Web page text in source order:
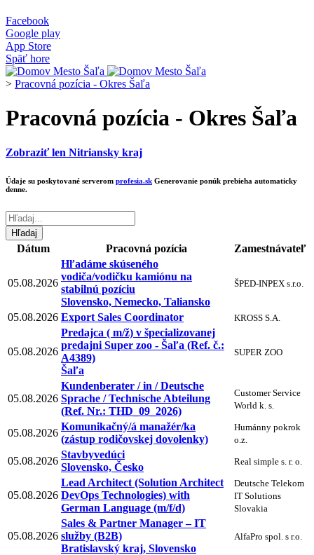
Facebook
Google play
App Store
Späť hore
> Pracovná pozícia - Okres Šaľa
Pracovná pozícia - Okres Šaľa
Zobraziť len Nitriansky kraj
Údaje su poskytované serverom profesia.sk Generovanie ponúk prebieha automaticky
denne.
Dátum Pracovná pozícia Zamestnávateľ
05.08.2026
Hľadáme skúseného
vodiča/vodičku kamiónu na
stabilnú pozíciu
Slovensko, Nemecko, Taliansko
ŠPED-INPEX s.r.o.
05.08.2026 Export Sales Coordinator KROSS S.A.
05.08.2026
Predajca ( m/ž) v špecializovanej
predajni Super zoo - Šaľa (Ref. č.:
A4389)
Šaľa
SUPER ZOO
05.08.2026
Kundenberater / in / Deutsche
Sprache / Technische Abteilung
(Ref. Nr.: THD_09_2026)
Customer Service
World k. s.
05.08.2026
Komunikačný/á manažér/ka
(zástup rodičovskej dovolenky)
Humánny pokrok
o.z.
05.08.2026
Stavbyvedúci
Slovensko, Česko
Real simple s. r. o.
05.08.2026
Lead Architect (Solution Architect
DevOps Technologies) with
German Language (m/f/d)
Deutsche Telekom
IT Solutions
Slovakia
05.08.2026
Sales & Partner Manager – IT
služby (B2B)
Bratislavský kraj, Slovensko
AlfaPro spol. s r.o.